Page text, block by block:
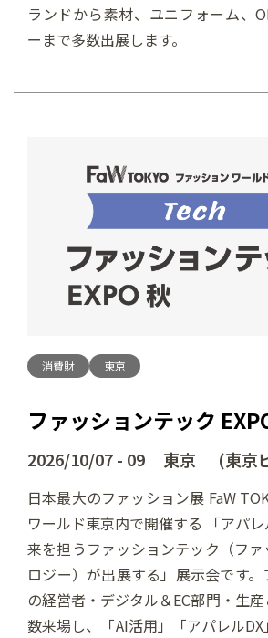
ランドから素材、ユニフォーム、
ーまで多数出展します。
消費財 東京
ファッションテック
2026/10/07 - 09 東京 (東京
日本最大のファッション展 FaW
ワールド東京内で開催する 「アパ
来を担うファッションテック（フ
ロジー）が出展する」展示会です
の経営者・デジタル＆EC部門・生
数来場し、「AI活用」「アパレル